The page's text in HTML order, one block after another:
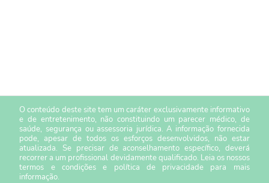
O conteúdo deste site tem um caráter exclusivamente informativo
e de entretenimento, não constituindo um parecer médico, de
saúde, segurança ou assessoria jurídica. A informação fornecida
pode, apesar de todos os esforços desenvolvidos, não estar
atualizada. Se precisar de aconselhamento específico, deverá
recorrer a um profissional devidamente qualificado. Leia os nossos
termos e condiçõese política de privacidade para mais
informação.